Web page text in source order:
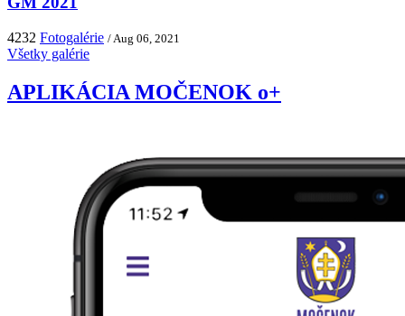
4232 Fotogalérie / Aug 06, 2021
Všetky galérie
APLIKÁCIA MOČENOK o+